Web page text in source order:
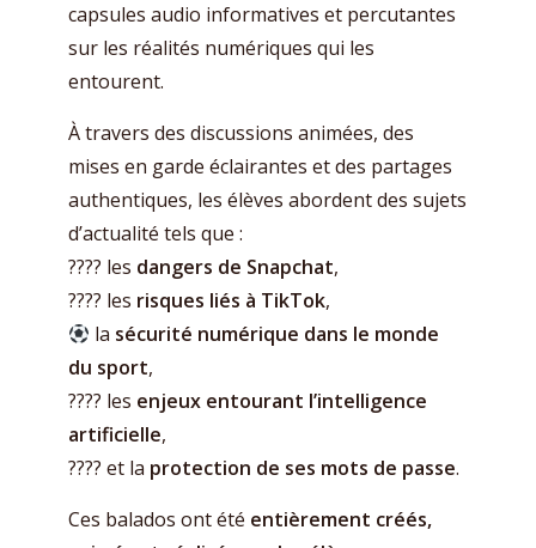
capsules audio informatives et percutantes
sur les réalités numériques qui les
entourent.
À travers des discussions animées, des
mises en garde éclairantes et des partages
authentiques, les élèves abordent des sujets
d’actualité tels que :
???? les dangers de Snapchat,
???? les risques liés à TikTok,
la sécurité numérique dans le monde
du sport,
???? les enjeux entourant l’intelligence
artificielle,
???? et la protection de ses mots de passe.
Ces balados ont été entièrement créés,